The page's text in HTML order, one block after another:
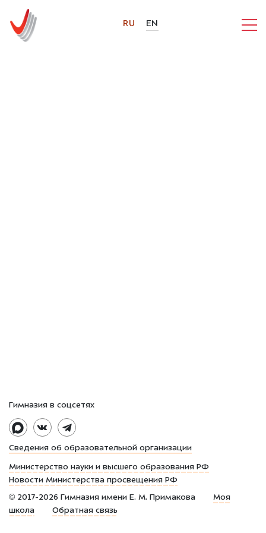
RU EN
Сведения об образовательной организации
Министерство науки и высшего образования РФ
Новости Министерства просвещения РФ
© 2017-2026 Гимназия имени Е. М. Примакова
Моя
школа
Обратная связь
Гимназия в соцсетях